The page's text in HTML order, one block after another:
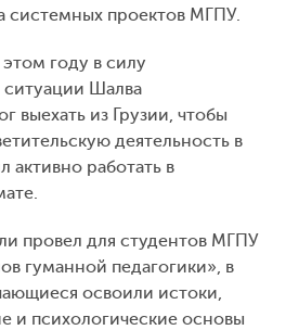
системных проектов МГПУ.
году в силу
Шалва
выехать из Грузии, чтобы
деятельность в
активно работать в
провел для студентов МГПУ
гуманной педагогики», в
освоили истоки,
и психологические основы